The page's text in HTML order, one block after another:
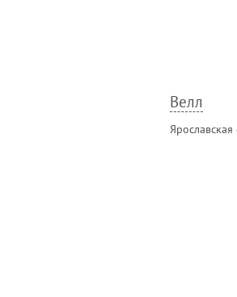
Велл
Ярославская